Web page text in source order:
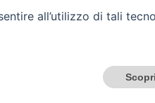
all’utilizzo di tali